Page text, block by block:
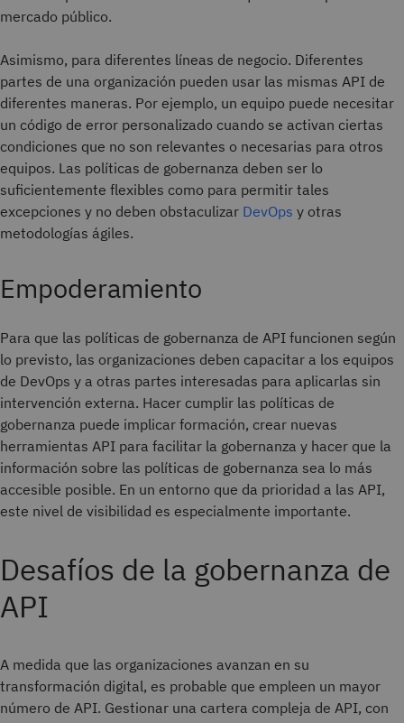
mercado público.
Asimismo, para diferentes líneas de negocio. Diferentes
partes de una organización pueden usar las mismas API de
diferentes maneras. Por ejemplo, un equipo puede necesitar
un código de error personalizado cuando se activan ciertas
condiciones que no son relevantes o necesarias para otros
equipos. Las políticas de gobernanza deben ser lo
suficientemente flexibles como para permitir tales
excepciones y no deben obstaculizar DevOps y otras
metodologías ágiles.
Empoderamiento
Para que las políticas de gobernanza de API funcionen según
lo previsto, las organizaciones deben capacitar a los equipos
de DevOps y a otras partes interesadas para aplicarlas sin
intervención externa. Hacer cumplir las políticas de
gobernanza puede implicar formación, crear nuevas
herramientas API para facilitar la gobernanza y hacer que la
información sobre las políticas de gobernanza sea lo más
accesible posible. En un entorno que da prioridad a las API,
este nivel de visibilidad es especialmente importante.
Desafíos de la gobernanza de
API
A medida que las organizaciones avanzan en su
transformación digital, es probable que empleen un mayor
número de API. Gestionar una cartera compleja de API, con